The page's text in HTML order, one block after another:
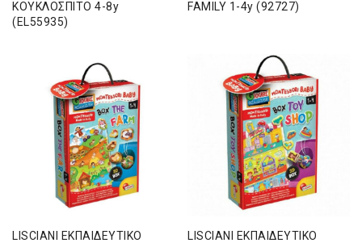
ΚΟΥΚΛΟΣΠΙΤΟ 4-8y
(EL55935)
FAMILY 1-4y (92727)
LISCIANI ΕΚΠΑΙΔΕΥΤΙΚΟ
LISCIANI ΕΚΠΑΙΔΕΥΤΙΚΟ